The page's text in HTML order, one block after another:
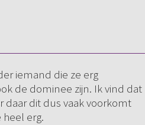
iemand die ze erg
de dominee zijn. Ik vind dat
dit dus vaak voorkomt
erg.